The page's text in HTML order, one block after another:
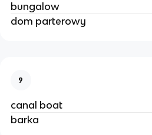
bungalow
dom parterowy
9
canal boat
barka